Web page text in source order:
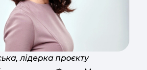
лідерка проєкту